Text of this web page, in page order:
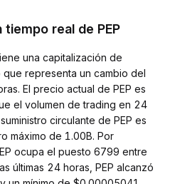
real de PEP
una capitalización de
representa un cambio del
El precio actual de PEP es
el volumen de trading en 24
circulante de PEP es
máximo de 1.00B. Por
ocupa el puesto 6799 entre
últimas 24 horas, PEP alcanzó